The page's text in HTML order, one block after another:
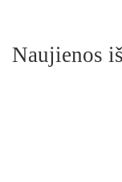
Naujienos